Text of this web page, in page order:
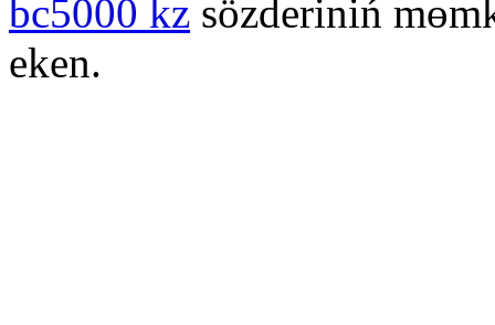
bc5000 kz sözderіniń
eken.